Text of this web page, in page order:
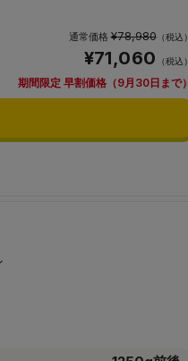
通常価格¥78,980（税込）
¥71,060 （税込）
期間限定 早割価格（9月30日まで）